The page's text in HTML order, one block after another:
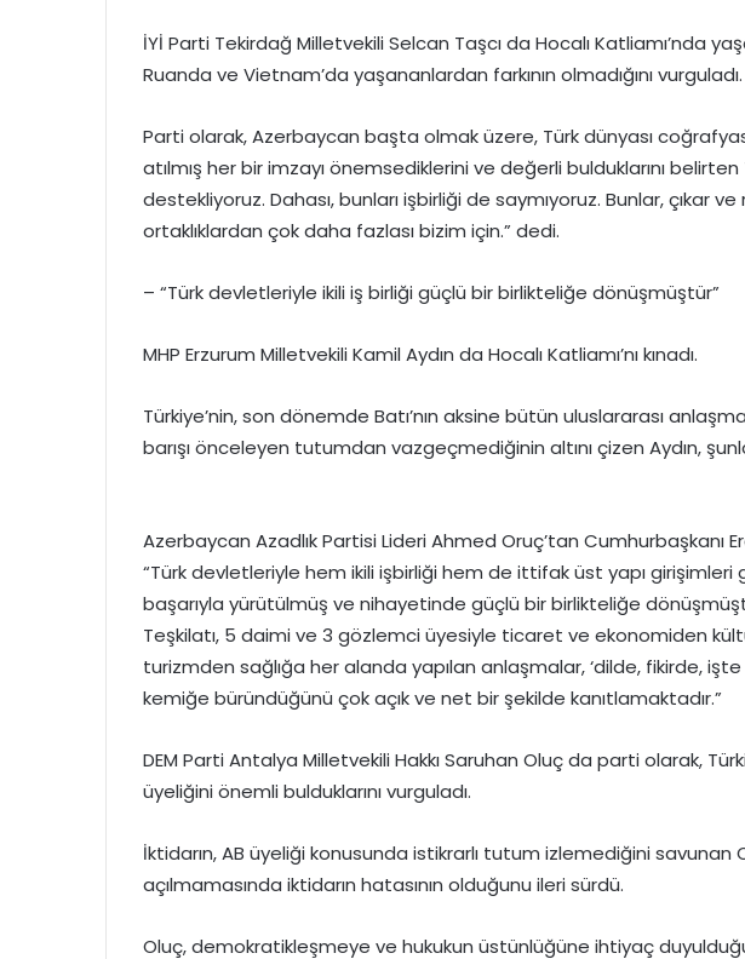
İYİ Parti Tekirdağ Milletvekili Selcan Taşcı da Hocalı Katliamı’nda
Ruanda ve Vietnam’da yaşananlardan farkının olmadığını vurguladı.
Parti olarak, Azerbaycan başta olmak üzere, Türk dünyası
atılmış her bir imzayı önemsediklerini ve değerli bulduklarını
destekliyoruz. Dahası, bunları işbirliği de saymıyoruz. Bunlar, çıkar
ortaklıklardan çok daha fazlası bizim için.” dedi.
– “Türk devletleriyle ikili iş birliği güçlü bir birlikteliğe dönüşmüştür”
MHP Erzurum Milletvekili Kamil Aydın da Hocalı Katliamı’nı kınadı.
Türkiye’nin, son dönemde Batı’nın aksine bütün uluslararası
barışı önceleyen tutumdan vazgeçmediğinin altını çizen Aydın,
Azerbaycan Azadlık Partisi Lideri Ahmed Oruç’tan Cumhurbaşkanı
“Türk devletleriyle hem ikili işbirliği hem de ittifak üst yapı girişimleri
başarıyla yürütülmüş ve nihayetinde güçlü bir birlikteliğe
Teşkilatı, 5 daimi ve 3 gözlemci üyesiyle ticaret ve ekonomiden
turizmden sağlığa her alanda yapılan anlaşmalar, ‘dilde, fikirde,
kemiğe büründüğünü çok açık ve net bir şekilde kanıtlamaktadır.”
DEM Parti Antalya Milletvekili Hakkı Saruhan Oluç da parti olarak,
üyeliğini önemli bulduklarını vurguladı.
İktidarın, AB üyeliği konusunda istikrarlı tutum izlemediğini savunan
açılmamasında iktidarın hatasının olduğunu ileri sürdü.
Oluç, demokratikleşmeye ve hukukun üstünlüğüne ihtiyaç